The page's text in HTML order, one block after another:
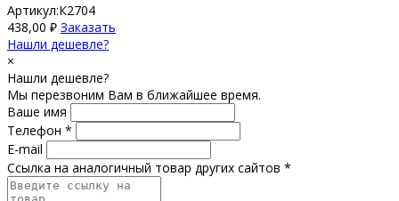
Артикул:К2704
438,00 ₽ Заказать
Нашли дешевле?
×
Нашли дешевле?
Мы перезвоним Вам в ближайшее время.
Ваше имя
Телефон *
E-mail
Ссылка на аналогичный товар других сайтов *